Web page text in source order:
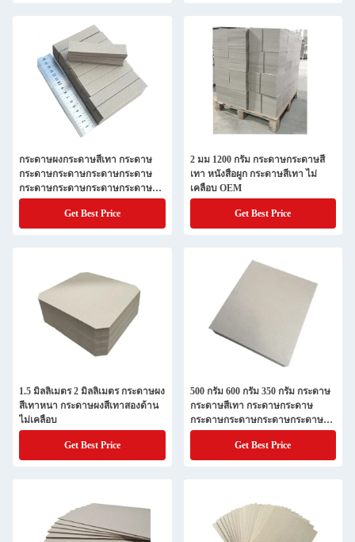
กระดาษผงกระดาษสีเทา กระดาษ
กระดาษกระดาษกระดาษกระดาษ
กระดาษกระดาษกระดาษกระดาษ
กระดาษกระดาษกระดาษกระดาษ
กระดาษกระดาษกระดาษกระดาษ
กระดาษกระดาษกระดาษกระดาษ
กระดาษกระดาษกระดาษกระดาษ
Get Best Price
2 มม 1200 กรัม กระดาษกระดาษสี
เทา หนังสือผูก กระดาษสีเทา ไม่
เคลือบ OEM
Get Best Price
1.5 มิลลิเมตร 2 มิลลิเมตร กระดาษผง
สีเทาหนา กระดาษผงสีเทาสองด้าน
ไม่เคลือบ
Get Best Price
500 กรัม 600 กรัม 350 กรัม กระดาษ
กระดาษสีเทา กระดาษกระดาษ
กระดาษกระดาษกระดาษกระดาษ
กระดาษกระดาษกระดาษกระดาษ
กระดาษกระดาษกระดาษกระดาษ
กระดาษกระดาษกระดาษกระดาษ
กระดาษกระดาษกระดาษกระดาษ
กระดาษกระดาษกระดาษกระดาษ
กระดาษกระดาษกระดาษกระดาษ
Get Best Price